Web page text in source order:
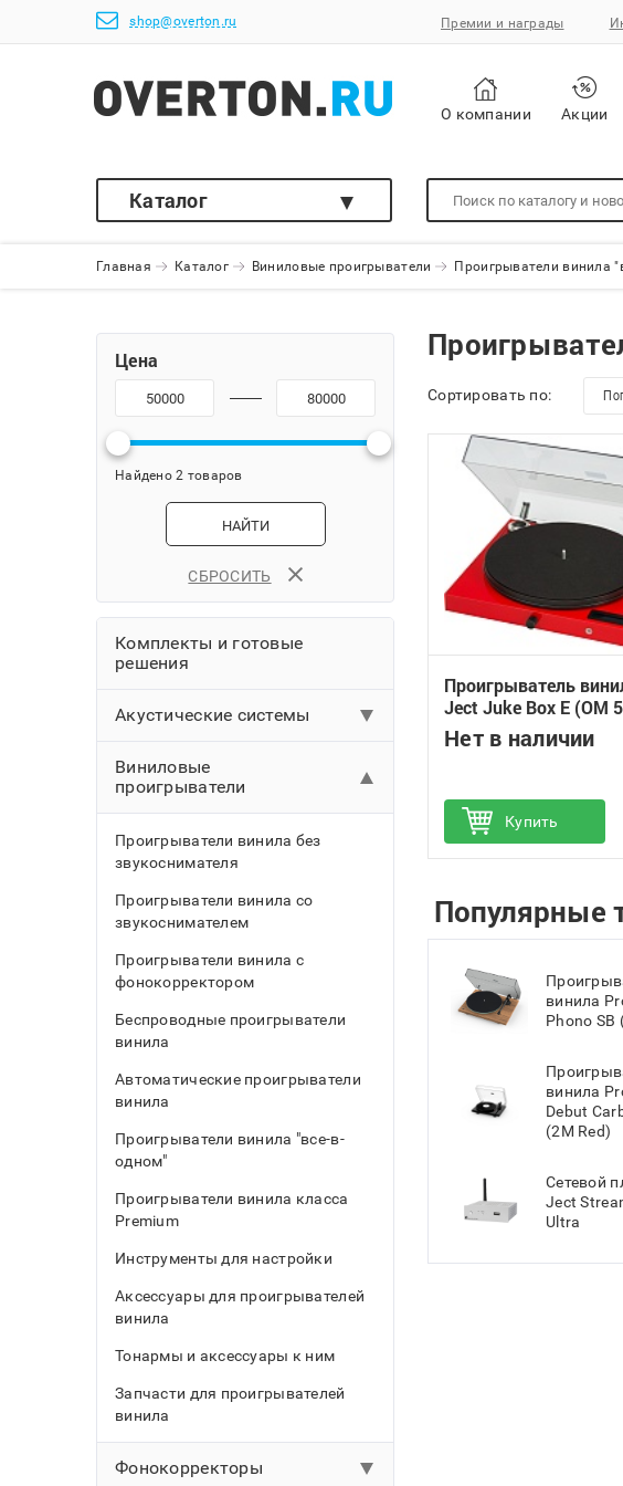
shop@overton.ru Премии и награды
О компании Акции
Каталог
Главная Каталог Виниловые проигрыватели Проигрыватели винила
Цена
Найдено 2 товаров
НАЙТИ
СБРОСИТЬ
Комплекты и готовые
решения
Акустические системы
Напольная акустика
Полочная акустика
Центральные каналы
Активная и беспроводная
акустика
Акустические системы класса
Premium
Сабвуферы
Виниловые
проигрыватели
Проигрыватели винила без
звукоснимателя
Проигрыватели винила со
звукоснимателем
Проигрыватели винила с
фонокорректором
Беспроводные проигрыватели
винила
Автоматические проигрыватели
винила
Проигрыватели винила "все-в-
одном"
Проигрыватели винила класса
Premium
Инструменты для настройки
Аксессуары для проигрывателей
винила
Тонармы и аксессуары к ним
Запчасти для проигрывателей
винила
Фонокорректоры
Сортировать по:
Проигрыватель
Ject Juke Box E (OM
Нет в наличии
Купить
Добавить в
Популярные
винила
Phono SB
винила
Debut
(2M Red)
Сетевой
Ject
Ultra